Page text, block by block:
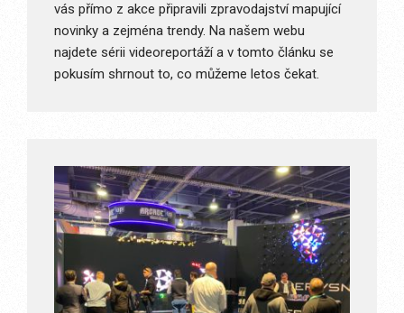
vás přímo z akce připravili zpravodajství mapující
novinky a zejména trendy. Na našem webu
najdete sérii videoreportáží a v tomto článku se
pokusím shrnout to, co můžeme letos čekat.